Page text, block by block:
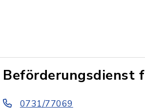
Beförderungsdienst
0731/77069